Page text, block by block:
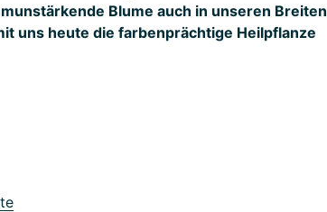
Blume auch in unseren Breiten
uns heute die farbenprächtige Heilpflanze